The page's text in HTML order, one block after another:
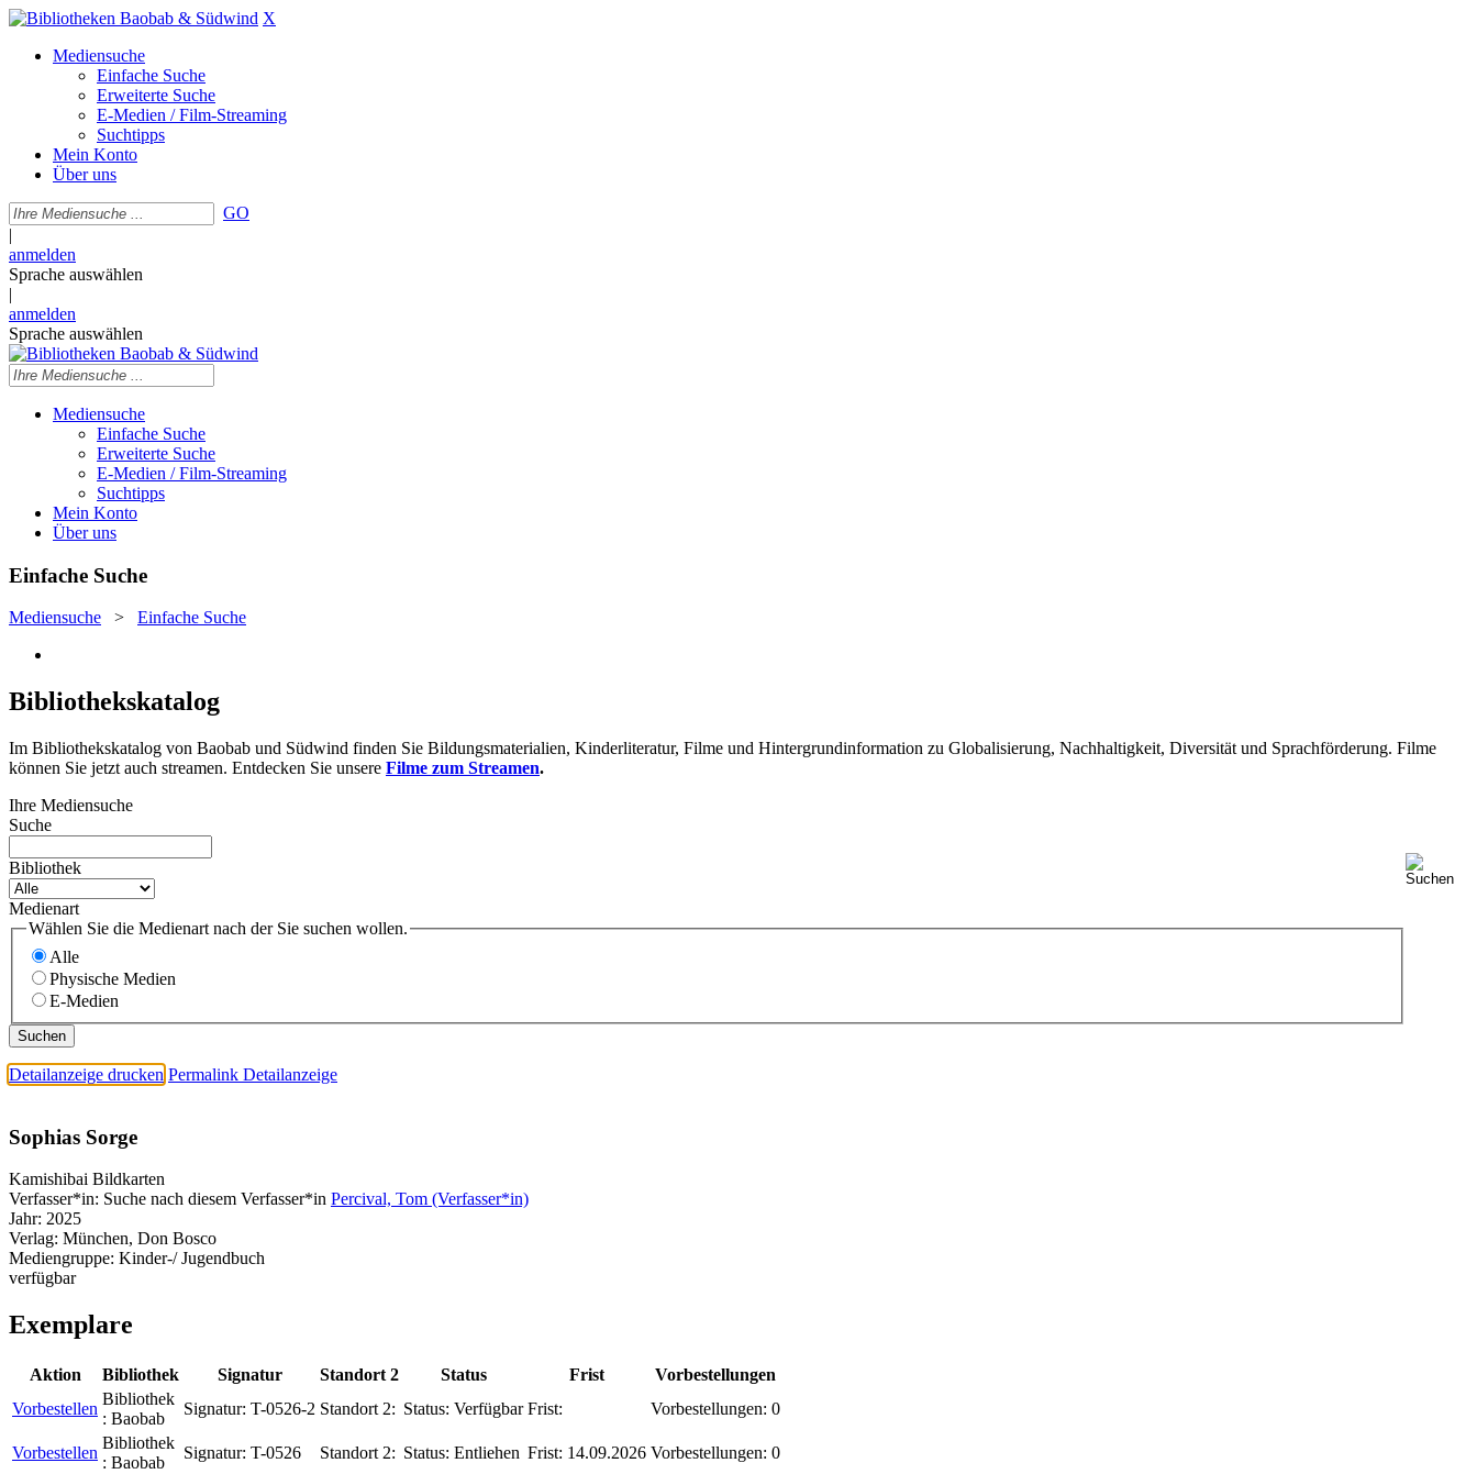
X
Mediensuche
Einfache Suche
Erweiterte Suche
E-Medien / Film-Streaming
Suchtipps
Mein Konto
Über uns
GO
|
anmelden
Sprache auswählen
|
anmelden
Sprache auswählen
Mediensuche
Einfache Suche
Erweiterte Suche
E-Medien / Film-Streaming
Suchtipps
Mein Konto
Über uns
Einfache Suche
Mediensuche > Einfache Suche
Bibliothekskatalog
Im Bibliothekskatalog von Baobab und Südwind finden Sie Bildungsmaterialien, Kinderliteratur, Filme und Hintergrundinformation zu Globalisierung, Nachhaltigkeit, Diversität und Sprachförderung. Filme
können Sie jetzt auch streamen. Entdecken Sie unsere Filme zum Streamen.
Ihre Mediensuche
Suche
Bibliothek
Medienart
Wählen Sie die Medienart nach der Sie suchen wollen.
Alle
Physische Medien
E-Medien
Detailanzeige drucken Permalink Detailanzeige
Sophias Sorge
Kamishibai Bildkarten
Verfasser*in: Suche nach diesem Verfasser*in Percival, Tom (Verfasser*in)
Jahr: 2025
Verlag: München, Don Bosco
Mediengruppe: Kinder-/ Jugendbuch
verfügbar
Exemplare
Aktion Bibliothek Signatur Standort 2 Status Frist
Vorbestellungen
Vorbestellen
Bibliothek
: Baobab
Signatur: T-0526-2 Standort 2: Status: Verfügbar Frist: Vorbestellungen: 0
Vorbestellen
Bibliothek
: Baobab
Signatur: T-0526 Standort 2: Status: Entliehen Frist: 14.09.2026 Vorbestellungen: 0